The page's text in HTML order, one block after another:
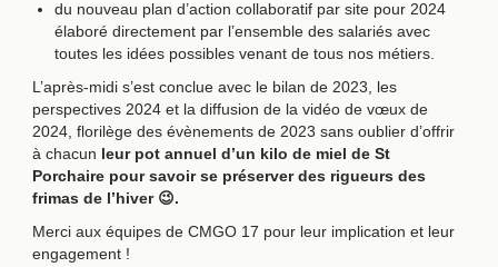
du nouveau plan d’action collaboratif par site pour 2024
élaboré directement par l’ensemble des salariés avec
toutes les idées possibles venant de tous nos métiers.
L’après-midi s’est conclue avec le bilan de 2023, les
perspectives 2024 et la diffusion de la vidéo de vœux de
2024, florilège des évènements de 2023 sans oublier d’offrir
à chacun leur pot annuel d’un kilo de miel de St
Porchaire pour savoir se préserver des rigueurs des
frimas de l’hiver 😉.
Merci aux équipes de CMGO 17 pour leur implication et leur
engagement !